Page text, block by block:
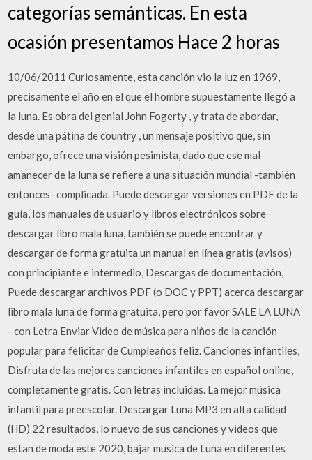
categorías semánticas. En esta
ocasión presentamos Hace 2 horas
10/06/2011 Curiosamente, esta canción vio la luz en 1969,
precisamente el año en el que el hombre supuestamente llegó a
la luna. Es obra del genial John Fogerty , y trata de abordar,
desde una pátina de country , un mensaje positivo que, sin
embargo, ofrece una visión pesimista, dado que ese mal
amanecer de la luna se refiere a una situación mundial -también
entonces- complicada. Puede descargar versiones en PDF de la
guía, los manuales de usuario y libros electrónicos sobre
descargar libro mala luna, también se puede encontrar y
descargar de forma gratuita un manual en línea gratis (avisos)
con principiante e intermedio, Descargas de documentación,
Puede descargar archivos PDF (o DOC y PPT) acerca descargar
libro mala luna de forma gratuita, pero por favor SALE LA LUNA
- con Letra Enviar Video de música para niños de la canción
popular para felicitar de Cumpleaños feliz. Canciones infantiles,
Disfruta de las mejores canciones infantiles en español online,
completamente gratis. Con letras incluidas. La mejor música
infantil para preescolar. Descargar Luna MP3 en alta calidad
(HD) 22 resultados, lo nuevo de sus canciones y videos que
estan de moda este 2020, bajar musica de Luna en diferentes